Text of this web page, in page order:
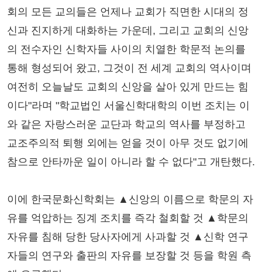
회의 모든 교의들은 언제나 교회가 직면한 시대의 정
신과 진지하게 대화하는 가운데, 그리고 교회의 신앙
의 전수자인 신학자들 사이의 치열한 학문적 논의를
통해 형성되어 왔고, 그것이 전 세계 교회의 역사이며
여전히 오늘날도 교회의 신앙을 살아 있게 만드는 힘
이다"라며 "학교법인 서울신학대학의 이번 조치는 이
와 같은 자랑스러운 교단과 학교의 역사를 부정하고
교조주의적 퇴행 외에는 얻을 것이 아무 것도 없기에
참으로 안타까운 일이 아니라 할 수 없다"고 개탄했다.
이에 한국문화신학회는 ▲신앙의 이름으로 학문의 자
유를 억압하는 징계 조치를 즉각 철회할 것 ▲학문의
자유를 침해 당한 당사자에게 사과할 것 ▲신학 연구
자들의 연구와 출판의 자유를 보장할 것 등을 학원 측